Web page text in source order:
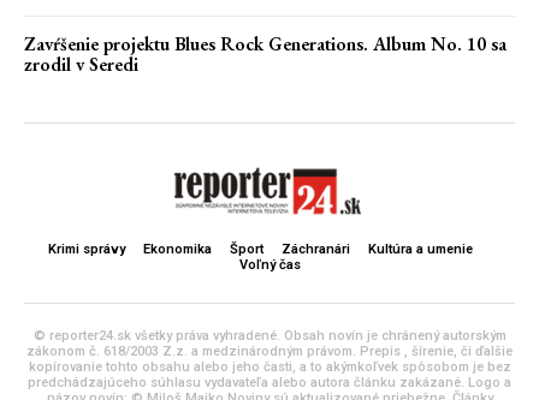
Zavŕšenie projektu Blues Rock Generations. Album No. 10 sa
zrodil v Seredi
Krimi správy Ekonomika Šport Záchranári
Kultúra a umenie
Voľný čas
© reporter24.sk všetky práva vyhradené. Obsah novín je chránený autorským
zákonom č. 618/2003 Z.z. a medzinárodným právom. Prepis , šírenie, či ďalšie
kopírovanie tohto obsahu alebo jeho časti, a to akýmkoľvek spôsobom je bez
predchádzajúceho súhlasu vydavateľa alebo autora článku zakázané. Logo a